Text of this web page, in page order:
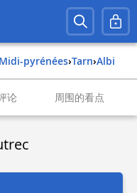
midi-pyrénées› tarn› albi
论 周围的看点